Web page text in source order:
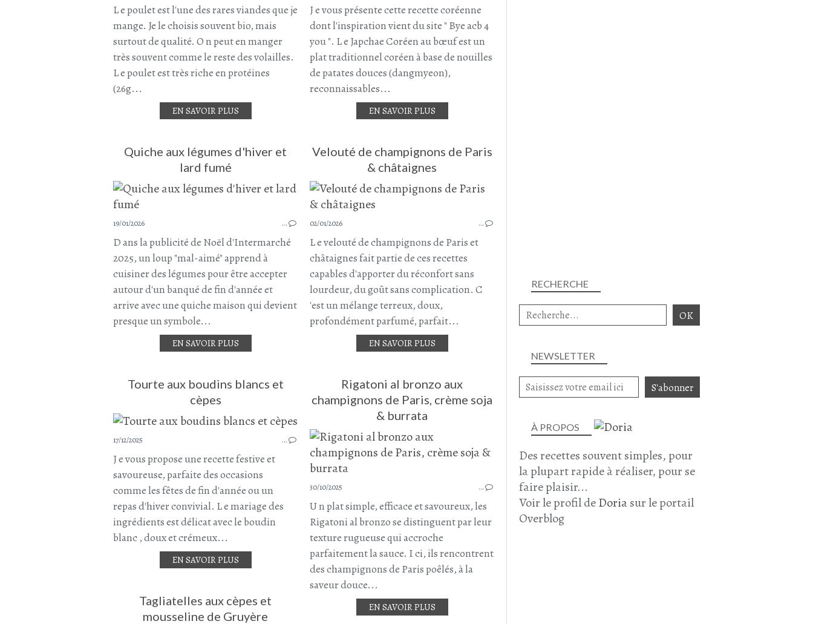
PLAT COMPLET
CHAMPIGNONS
CHAMPIGNONS DE PARIS
POIS CHICHES
CAROTTE
MARS 2026
L e poulet est l'une des rares viandes que je
mange. Je le choisis souvent bio, mais
surtout de qualité. O n peut en manger
très souvent comme le reste des volailles.
L e poulet est très riche en protéines
(26g...
EN SAVOIR PLUS
J e vous présente cette recette coréenne
dont l'inspiration vient du site " Bye acb 4
you ". L e Japchae Coréen au bœuf est un
plat traditionnel coréen à base de nouilles
de patates douces (dangmyeon),
reconnaissables...
EN SAVOIR PLUS
Quiche aux légumes d'hiver et
lard fumé
QUICHE
CAROTTE
CHAMPIGNONS
CHAMPIGNONS DE PARIS
LARD FUMÉ
JANVIER 2026
19/01/2026 …
D ans la publicité de Noël d'Intermarché
2025, un loup "mal-aimé" apprend à
cuisiner des légumes pour être accepter
autour d'un banqué de fin d'année et
arrive avec une quiche maison qui devient
presque un symbole...
EN SAVOIR PLUS
Velouté de champignons de Paris
& châtaignes
02/01/2026 …
L e velouté de champignons de Paris et
châtaignes fait partie de ces recettes
capables d'apporter du réconfort sans
lourdeur, du goût sans complication. C
'est un mélange terreux, doux,
profondément parfumé, parfait...
EN SAVOIR PLUS
Tourte aux boudins blancs et
cèpes
BOUDIN BLANC
CHAMPIGNONS DE PARIS
RECETTE DE NOËL
NOËL
DÉCEMBRE 2025
17/12/2025 …
J e vous propose une recette festive et
savoureuse, parfaite des occasions
comme les fêtes de fin d'année ou un
repas d'hiver convivial. L e mariage des
ingrédients est délicat avec le boudin
blanc , doux et crémeux...
EN SAVOIR PLUS
Rigatoni al bronzo aux
champignons de Paris, crème soja
& burrata
PÂTE
RIGATONI
PÂTES RIGATONI
RIGATONI N°124
30/10/2025 …
U n plat simple, efficace et savoureux, les
Rigatoni al bronzo se distinguent par leur
texture rugueuse qui accroche
parfaitement la sauce. I ci, ils rencontrent
des champignons de Paris poêlés, à la
saveur douce...
EN SAVOIR PLUS
Tagliatelles aux cèpes et
mousseline de Gruyère
NEWSLETTER
RECHERCHE
À PROPOS
Des recettes souvent simples, pour
la plupart rapide à réaliser, pour se
faire plaisir...
Voir le profil deDoriasur le portail
Overblog